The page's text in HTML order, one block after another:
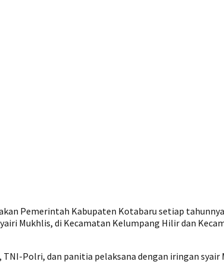
Pemerintah Kabupaten Kotabaru setiap
Mukhlis, di Kecamatan Kelumpang Hilir dan
Polri, dan panitia pelaksana dengan iringan syair